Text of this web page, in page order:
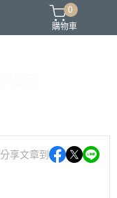
0
購物車
分享文章到